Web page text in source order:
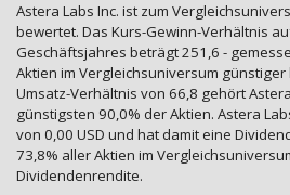
Astera Labs Inc. ist zum
bewertet. Das Kurs-Gewinn-Verhältnis
Geschäftsjahres beträgt 251,6 -
Aktien im Vergleichsuniversum
Umsatz-Verhältnis von 66,8 gehört
günstigsten 90,0% der Aktien. Astera
von 0,00 USD und hat damit eine
73,8% aller Aktien im
Dividendenrendite.